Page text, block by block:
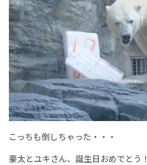
こっちも倒しちゃった・・・
豪太とユキさん、誕生日おめでとう！